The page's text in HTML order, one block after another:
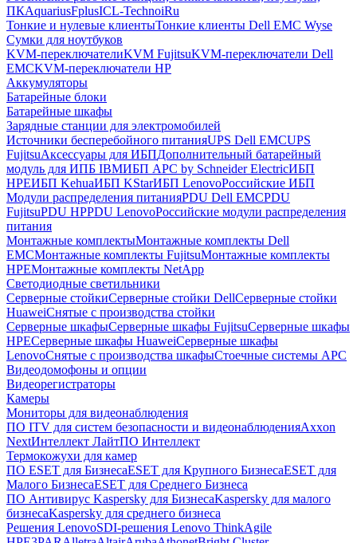
ПКAquariusFplusICL-TechnoiRu
Тонкие и нулевые клиентыТонкие клиенты Dell EMC Wyse
Сумки для ноутбуков
KVM-переключателиKVM FujitsuKVM-переключатели Dell
EMCKVM-переключатели HP
Аккумуляторы
Батарейные блоки
Батарейные шкафы
Зарядные станции для электромобилей
Источники бесперебойного питанияUPS Dell EMCUPS
FujitsuАксессуары для ИБПДополнительный батарейный
модуль для ИПБ IBMИБП APC by Schneider ElectricИБП
HPEИБП KehuaИБП KStarИБП LenovoРоссийские ИБП
Модули распределения питанияPDU Dell EMCPDU
FujitsuPDU HPPDU LenovoРоссийские модули распределения
питания
Монтажные комплектыМонтажные комплекты Dell
EMCМонтажные комплекты FujitsuМонтажные комплекты
HPEМонтажные комплекты NetApp
Светодиодные светильники
Серверные стойкиСерверные стойки DellСерверные стойки
HuaweiСнятые с производства стойки
Серверные шкафыСерверные шкафы FujitsuСерверные шкафы
HPEСерверные шкафы HuaweiСерверные шкафы
LenovoСнятые с производства шкафыСтоечные системы APC
Видеодомофоны и опции
Видеорегистраторы
Камеры
Мониторы для видеонаблюдения
ПО ITV для систем безопасности и видеонаблюденияAxxon
NextИнтеллект ЛайтПО Интеллект
Термокожухи для камер
ПО ESET для БизнесаESET для Крупного БизнесаESET для
Малого БизнесаESET для Среднего Бизнеса
ПО Антивирус Kaspersky для БизнесаKaspersky для малого
бизнесаKaspersky для среднего бизнеса
Решения LenovoSDI-решения Lenovo ThinkAgile